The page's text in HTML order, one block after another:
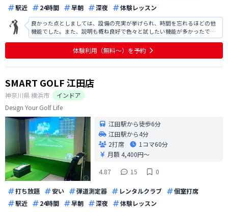
駅近
24時間 早朝 深夜 体験レッスン
良かった点としましては、設備の充実が挙げられ、時間を忘れるほどの他
機能でした。また、説明も概ね良好で色々と試したい機能が多かったで
す。改善点としましては、駐車場の案内があればよかったです。また、地域
柄かもしれませんが、入会人数の割に夜の時間帯での予約が取りにくく、
練習を行いたい時間帯に予約が取りにく
体験利用（無料〜）を予約
SMART GOLF 江田店
神奈川県横浜市
インドア
Design Your Golf Life
江田駅から徒歩6分
江田駅から4分
2打席
1コマ60分
月額 4,400円〜
4.87
15 0
打ち放題 安い 弾道測定器 レンタルクラブ
個室打席
駅近
24時間 早朝 深夜 体験レッスン